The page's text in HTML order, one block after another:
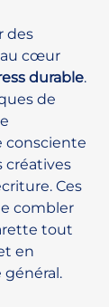
des
au cœur
durable.
de
consciente
créatives
Ces
combler
tout
en